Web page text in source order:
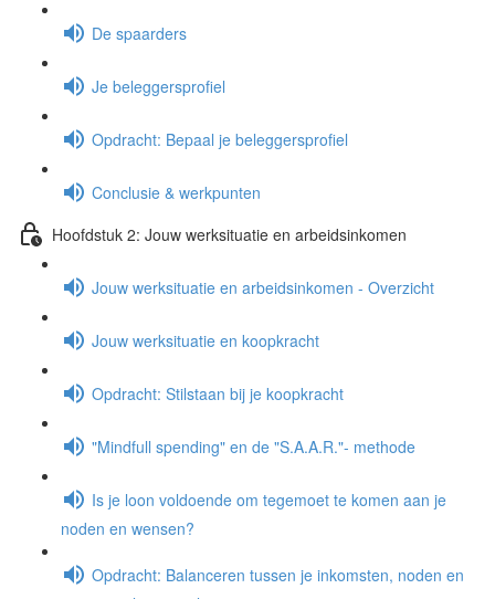
De spaarders
Je beleggersprofiel
Opdracht: Bepaal je beleggersprofiel
Conclusie & werkpunten
Hoofdstuk 2: Jouw werksituatie en arbeidsinkomen
Jouw werksituatie en arbeidsinkomen - Overzicht
Jouw werksituatie en koopkracht
Opdracht: Stilstaan bij je koopkracht
"Mindfull spending" en de "S.A.A.R."- methode
Is je loon voldoende om tegemoet te komen aan je
noden en wensen?
Opdracht: Balanceren tussen je inkomsten, noden en